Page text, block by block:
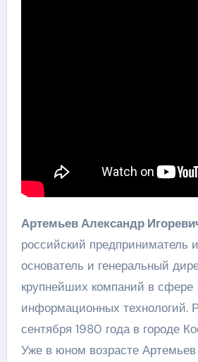
Артемьев Александр
российский предприниматель
основатель и генеральный
крупнейших компаний в сфере
информационных технологий.
сентября 1980 года в городе
Уже в юном возрасте